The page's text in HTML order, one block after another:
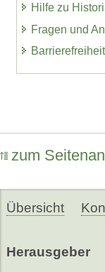
Hilfe zu
Fragen und
Barrierefreiheit
zum
Übersicht
Herausgeber